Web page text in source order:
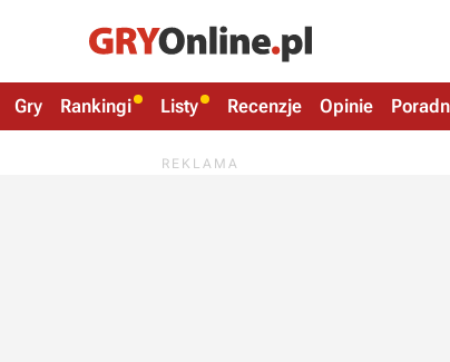
Gry Rankingi Listy Recenzje Opinie